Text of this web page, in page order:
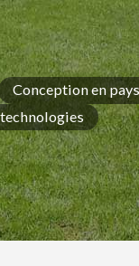
Conception en